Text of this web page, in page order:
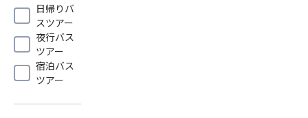
日帰りバ
スツアー
夜行バス
ツアー
宿泊バス
ツアー